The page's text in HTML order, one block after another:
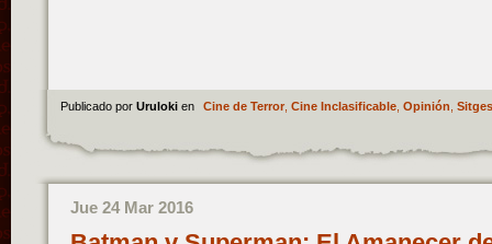
Publicado por Uruloki en Cine de Terror, Cine Inclasificable, Opinión
Jue 24 Mar 2016